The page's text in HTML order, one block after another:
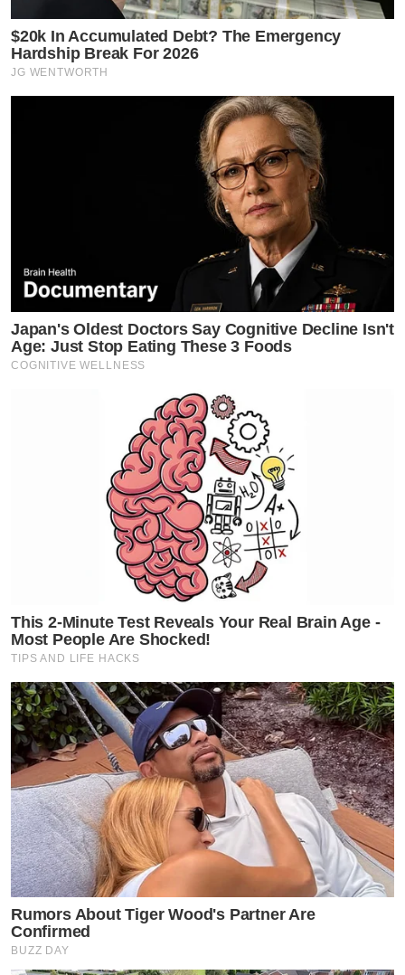
$20k In Accumulated Debt? The Emergency
Hardship Break For 2026
JG WENTWORTH
Japan's Oldest Doctors Say Cognitive Decline Isn't
Age: Just Stop Eating These 3 Foods
COGNITIVE WELLNESS
This 2-Minute Test Reveals Your Real Brain Age -
Most People Are Shocked!
TIPS AND LIFE HACKS
Rumors About Tiger Wood's Partner Are
Confirmed
BUZZ DAY